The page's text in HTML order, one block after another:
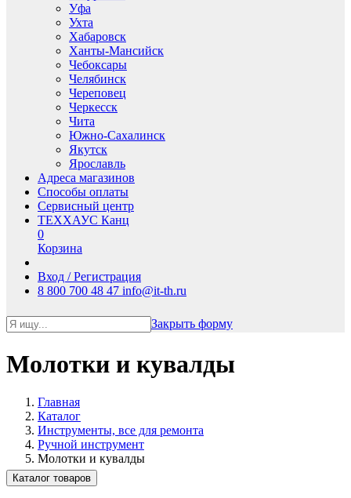
Уфа
Ухта
Хабаровск
Ханты-Мансийск
Чебоксары
Челябинск
Череповец
Черкесск
Чита
Южно-Сахалинск
Якутск
Ярославль
Адреса магазинов
Способы оплаты
Сервисный центр
ТЕХХАУС Канц
0
Корзина
Вход / Регистрация
8 800 700 48 47 info@it-th.ru
Закрыть форму
Молотки и кувалды
Главная
Каталог
Инструменты, все для ремонта
Ручной инструмент
Молотки и кувалды
Каталог товаров